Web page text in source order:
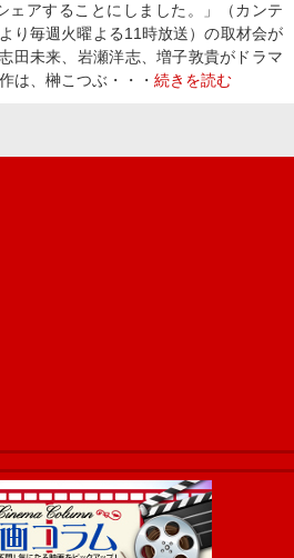
ェアすることにしました。」（カンテ
り毎週火曜よる11時放送）の取材会が
田未来、岩瀬洋志、増子敦貴がドラマ
、榊こつぶ・・・ 続きを読む